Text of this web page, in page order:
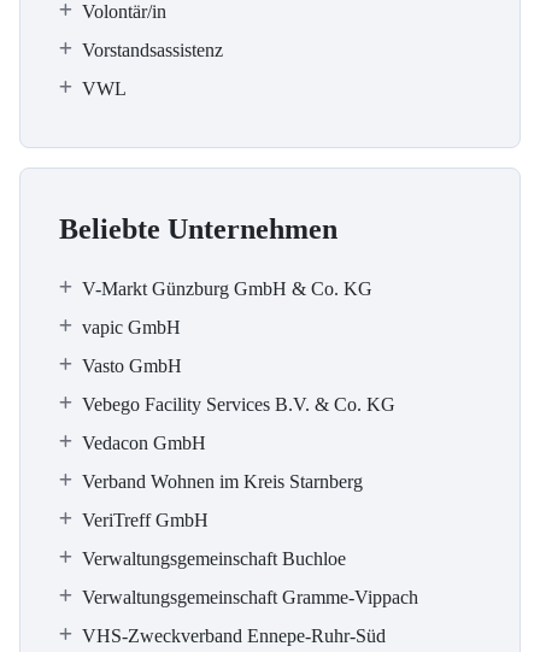
Volontär/in
Vorstandsassistenz
VWL
Beliebte Unternehmen
V-Markt Günzburg GmbH & Co. KG
vapic GmbH
Vasto GmbH
Vebego Facility Services B.V. & Co. KG
Vedacon GmbH
Verband Wohnen im Kreis Starnberg
VeriTreff GmbH
Verwaltungsgemeinschaft Buchloe
Verwaltungsgemeinschaft Gramme-Vippach
VHS-Zweckverband Ennepe-Ruhr-Süd